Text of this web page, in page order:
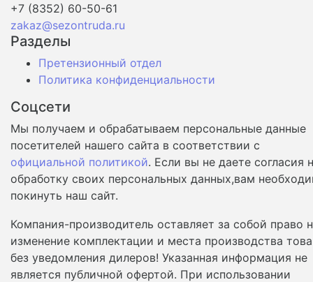
+7 (8352) 60-50-61
zakaz@sezontruda.ru
Разделы
Претензионный отдел
Политика конфиденциальности
Соцсети
Мы получаем и обрабатываем персональные данные
посетителей нашего сайта в соответствии с
официальной политикой. Если вы не даете согласия
обработку своих персональных данных,вам
покинуть наш сайт.
Компания-производитель оставляет за собой право
изменение комплектации и места производства
без уведомления дилеров! Указанная информация не
является публичной офертой. При использовании